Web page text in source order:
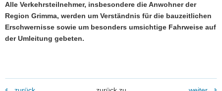
Alle Verkehrsteilnehmer, insbesondere die Anwohner der
Region Grimma, werden um Verständnis für die bauzeitlichen
Erschwernisse sowie um besonders umsichtige Fahrweise auf
der Umleitung gebeten.